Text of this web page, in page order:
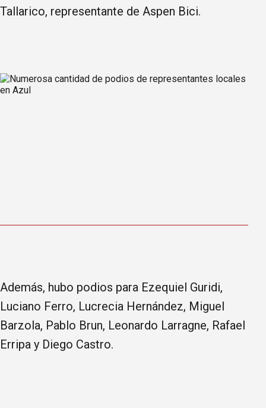
Tallarico, representante de Aspen Bici.
Además, hubo podios para Ezequiel Guridi,
Luciano Ferro, Lucrecia Hernández, Miguel
Barzola, Pablo Brun, Leonardo Larragne, Rafael
Erripa y Diego Castro.